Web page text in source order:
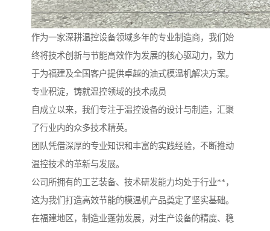
作为一家深耕温控设备领域多年的专业制造商，我们始
终将技术创新与节能高效作为发展的核心驱动力，致力
于为福建及全国客户提供卓越的油式模温机解决方案。
专业积淀，铸就温控领域的技术成员
自成立以来，我们专注于温控设备的设计与制造，汇聚
了行业内的众多技术精英。
团队凭借深厚的专业知识和丰富的实践经验，不断推动
温控技术的革新与发展。
公司所拥有的工艺装备、技术研发能力均处于行业**，
这为我们打造高效节能的模温机产品奠定了坚实基础。
在福建地区，制造业蓬勃发展，对生产设备的精度、稳